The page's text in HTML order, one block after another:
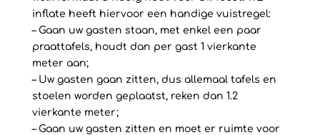
inflate heeft hiervoor een handige vuistregel:
– Gaan uw gasten staan, met enkel een paar
praattafels, houdt dan per gast 1 vierkante
meter aan;
– Uw gasten gaan zitten, dus allemaal tafels en
stoelen worden geplaatst, reken dan 1.2
vierkante meter;
– Gaan uw gasten zitten en moet er ruimte voor